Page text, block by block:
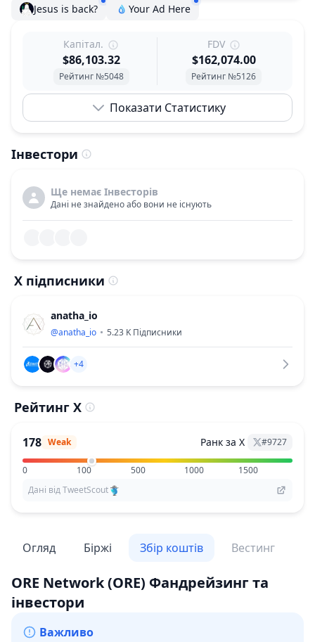
Jesus is back? Your Ad Here
Капітал.
$86,103.32
Рейтинг №5048
FDV
$162,074.00
Рейтинг №5126
Показати Статистику
Інвестори
Ще немає Інвесторів
Дані не знайдено або вони не існують
X підписники
anatha_io
@anatha_io 5.23 K Підписники
+4
Рейтинг X
178 Weak Ранк за X #9727
0 100 500 1000
1500
Дані від TweetScout
Огляд Біржі Збір коштів Вестинг
ORE Network(ORE) Фандрейзинг та
інвестори
Важливо